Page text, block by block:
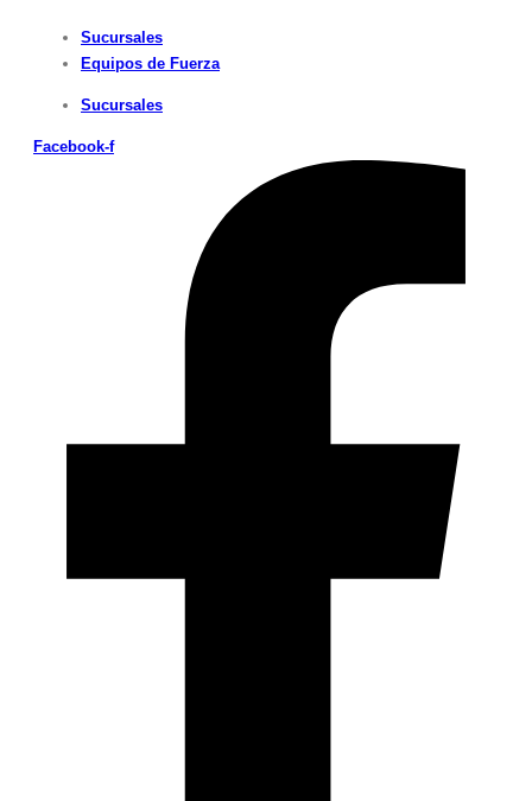
Sucursales
Equipos de Fuerza
Sucursales
Facebook-f